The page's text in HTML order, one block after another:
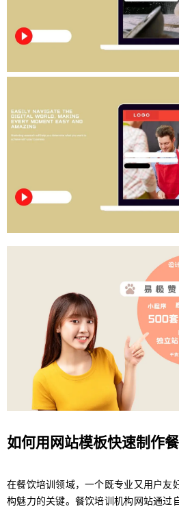
如何用网站模板快速制作
在餐饮培训领域，一个既专业又用户友
构魅力的关键。餐饮培训机构网站通过